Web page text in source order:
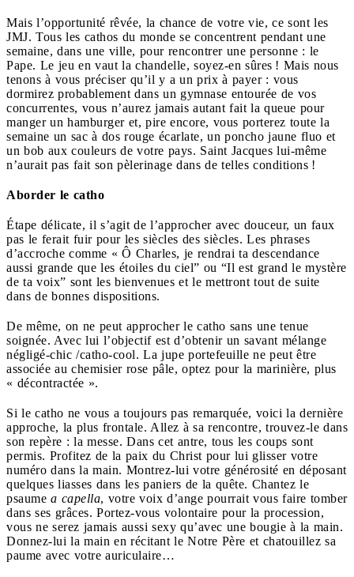
Mais l’opportunité rêvée, la chance de votre vie, ce sont les
JMJ. Tous les cathos du monde se concentrent pendant une
semaine, dans une ville, pour rencontrer une personne : le
Pape. Le jeu en vaut la chandelle, soyez-en sûres ! Mais nous
tenons à vous préciser qu’il y a un prix à payer : vous
dormirez probablement dans un gymnase entourée de vos
concurrentes, vous n’aurez jamais autant fait la queue pour
manger un hamburger et, pire encore, vous porterez toute la
semaine un sac à dos rouge écarlate, un poncho jaune fluo et
un bob aux couleurs de votre pays. Saint Jacques lui-même
n’aurait pas fait son pèlerinage dans de telles conditions !
Aborder le catho
Étape délicate, il s’agit de l’approcher avec douceur, un faux
pas le ferait fuir pour les siècles des siècles. Les phrases
d’accroche comme « Ô Charles, je rendrai ta descendance
aussi grande que les étoiles du ciel” ou “Il est grand le mystère
de ta voix” sont les bienvenues et le mettront tout de suite
dans de bonnes dispositions.
De même, on ne peut approcher le catho sans une tenue
soignée. Avec lui l’objectif est d’obtenir un savant mélange
négligé-chic /catho-cool. La jupe portefeuille ne peut être
associée au chemisier rose pâle, optez pour la marinière, plus
« décontractée ».
Si le catho ne vous a toujours pas remarquée, voici la dernière
approche, la plus frontale. Allez à sa rencontre, trouvez-le dans
son repère : la messe. Dans cet antre, tous les coups sont
permis. Profitez de la paix du Christ pour lui glisser votre
numéro dans la main. Montrez-lui votre générosité en déposant
quelques liasses dans les paniers de la quête. Chantez le
psaume a capella, votre voix d’ange pourrait vous faire tomber
dans ses grâces. Portez-vous volontaire pour la procession,
vous ne serez jamais aussi sexy qu’avec une bougie à la main.
Donnez-lui la main en récitant le Notre Père et chatouillez sa
paume avec votre auriculaire…